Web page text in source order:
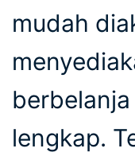
mudah
lengkap.